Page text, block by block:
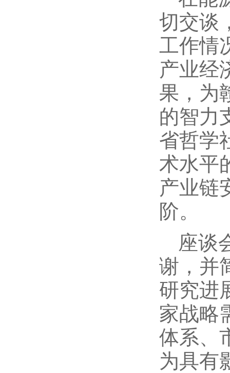
切交谈
工作情
产业经
果，为
的智力
省哲学
术水平
产业链
阶。
座谈
谢，并
研究进
家战略
体系、
为具有